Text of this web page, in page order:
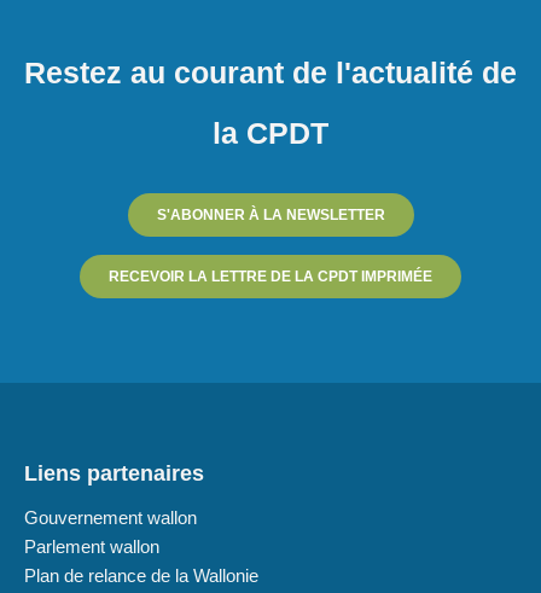
Restez au courant de l'actualité de
la CPDT
S'ABONNER À LA NEWSLETTER
RECEVOIR LA LETTRE DE LA CPDT IMPRIMÉE
Liens partenaires
Gouvernement wallon
Parlement wallon
Plan de relance de la Wallonie